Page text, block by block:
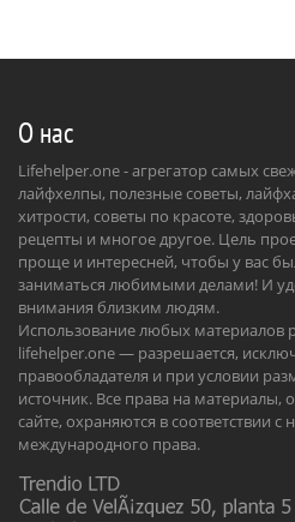
О нас
Lifehelper.one - агрегатор самых
лайфхелпы, полезные советы,
хитрости, советы по красоте,
рецепты и многое другое. Цель
проще и интересней, чтобы у вас
заниматься любимыми делами! И
внимания близким людям.
Использование любых материалов
lifehelper.one — разрешается,
правообладателя и при условии
источник. Все права на материалы,
сайте, охраняются в соответствии с
международного права.